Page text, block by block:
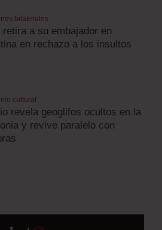
bilaterales
retira a su embajador en
en rechazo a los insultos
cultural
revela geoglifos ocultos en la
y revive paralelo con